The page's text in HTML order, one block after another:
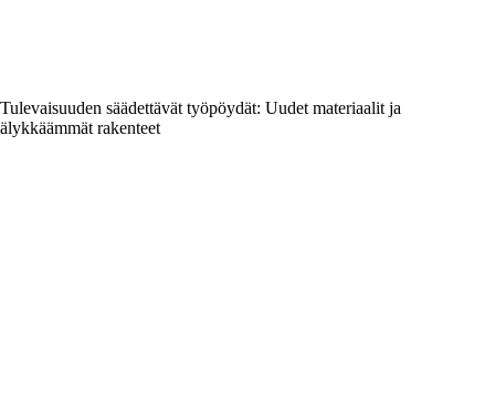
Tulevaisuuden säädettävät työpöydät: Uudet materiaalit ja
älykkäämmät rakenteet